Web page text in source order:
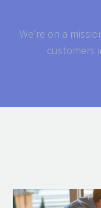
We’re on a
customers